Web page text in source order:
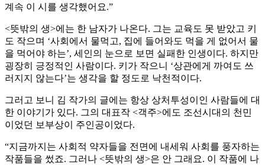
계속 이 시를 생각했어요.”
<뜻밖의 생>에는 한 남자가 나온다. 그는 교육도 못 받았고 키
도 작으며 ‘사회에서 물먹고, 집에 들어와도 먹을 게 없어서 물
을 먹어야 하는’, 세인의 눈으로 보면 실패한 인생이다. 하지만
굉장히 긍정적인 사람이다. 키가 작으니 ‘상관에게 까여도 쓰
러지지 않는다’는 생각을 할 정도로 낙천적이다.
그러고 보니 김 작가의 글에는 항상 상처투성이인 사람들에 대
한 이야기가 있다. 그의 대표작 <객주>에도 조선시대의 천민
이었던 보부상이 주인공이었다.
“지금까지는 사회적 약자들을 전면에 내세워 사회를 풍자하는
작품들을 썼죠. 그러나 <뜻밖의 생>은 안 그래요. 이 작품에 나